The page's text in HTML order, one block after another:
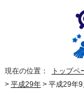
現在の位置： トップペ
> 平成29年 > 平成29年9